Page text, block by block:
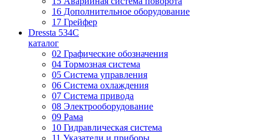
16 Дополнительное оборудование
17 Грейфер
Dressta 534C
каталог
02 Графические обозначения
04 Тормозная система
05 Система управления
06 Система охлаждения
07 Система привода
08 Электрооборудование
09 Рама
10 Гидравлическая система
11 Указатели и приборы